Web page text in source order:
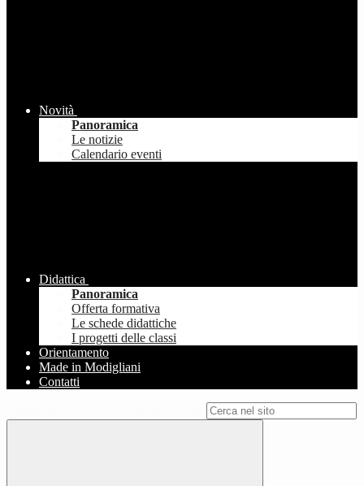
Novità
Panoramica
Le notizie
Calendario eventi
Didattica
Panoramica
Offerta formativa
Le schede didattiche
I progetti delle classi
Orientamento
Made in Modigliani
Contatti